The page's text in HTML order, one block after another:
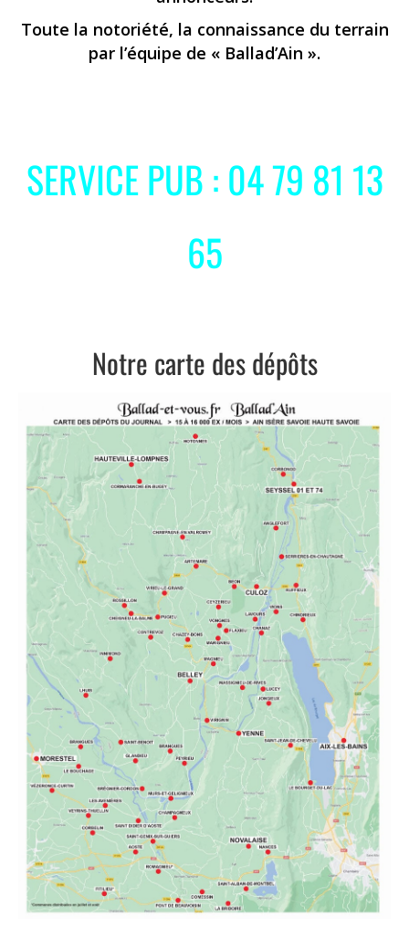
Toute la notoriété, la connaissance du terrain
par l’équipe de « Ballad’Ain ».
SERVICE PUB : 04 79 81 13
65
Notre carte des dépôts